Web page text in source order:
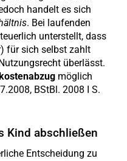
handelt es sich
. Bei laufenden
unterstellt, dass
für sich selbst zahlt
überlässt.
möglich
BStBl. 2008 I S.
Kind abschließen
Entscheidung zu